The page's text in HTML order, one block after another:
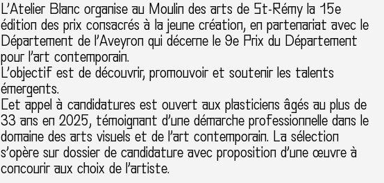
L’Atelier Blanc organise au Moulin des arts de St-Rémy la 15e
édition des prix consacrés à la jeune création, en partenariat avec le
Département de l’Aveyron qui décerne le 9e Prix du Département
pour l’art contemporain.
L’objectif est de découvrir, promouvoir et soutenir les talents
émergents.
Cet appel à candidatures est ouvert aux plasticiens âgés au plus de
33 ans en 2025, témoignant d’une démarche professionnelle dans le
domaine des arts visuels et de l’art contemporain. La sélection
s’opère sur dossier de candidature avec proposition d’une œuvre à
concourir aux choix de l’artiste.